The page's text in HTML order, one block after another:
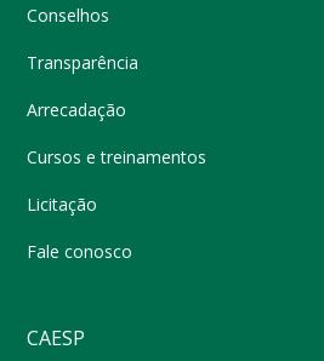
Conselhos
Transparência
Arrecadação
Cursos e treinamentos
Licitação
Fale conosco
CAESP